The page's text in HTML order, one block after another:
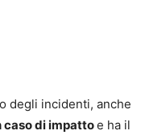
degli incidenti, anche
caso di impattoe ha il